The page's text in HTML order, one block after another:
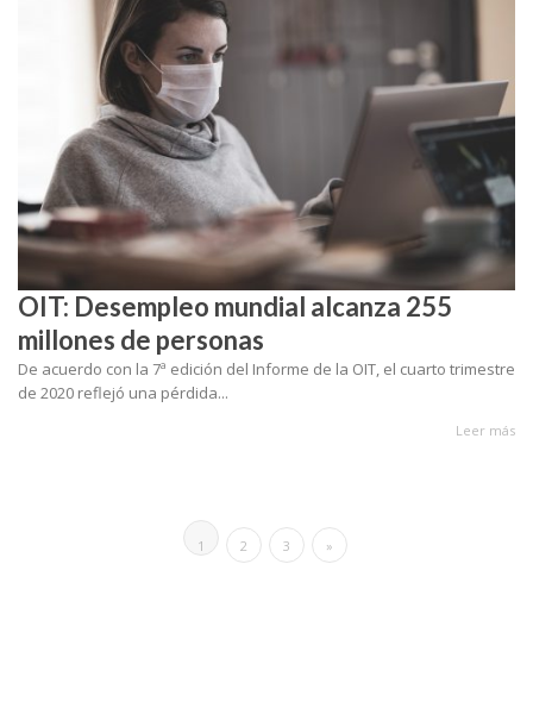
OIT: Desempleo mundial alcanza 255
millones de personas
De acuerdo con la 7ª edición del Informe de la OIT, el cuarto trimestre
de 2020 reflejó una pérdida...
Leer más
1 2 3 »